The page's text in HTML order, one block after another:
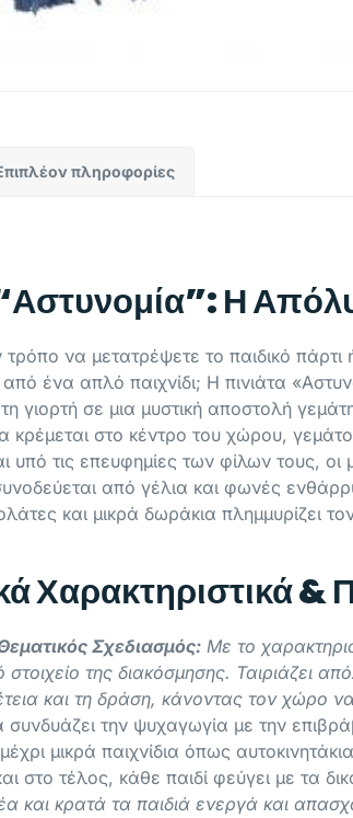
πληροφορίες
Η
να μετατρέψετε το παιδικό
ένα απλό παιχνίδι; Η πινιάτα
γιορτή σε μια μυστική αποστολή
κρέμεται στο κέντρο του χώρου,
υπό τις επευφημίες των φίλων τους,
από γέλια και φωνές
και μικρά δωράκια πλημμυρίζει
Χαρακτηριστικά &
Σχεδιασμός: Με το
στοιχείο της διακόσμησης. Ταιριάζει
και τη δράση, κάνοντας τον χώρο
την ψυχαγωγία με την
μικρά παιχνίδια όπως
στο τέλος, κάθε παιδί φεύγει με τα
και κρατά τα παιδιά ενεργά και